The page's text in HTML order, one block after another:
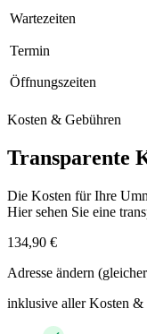
Wartezeiten
Termin
Öffnungszeiten
Kosten & Gebühren
Transparente
Die Kosten für Ihre
Hier sehen Sie eine
134,90 €
Adresse ändern
inklusive aller Kosten &